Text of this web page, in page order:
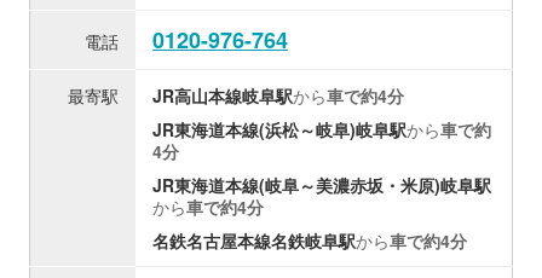
電話 0120-976-764
最寄駅 JR高山本線岐阜駅から車で約4分
JR東海道本線(浜松～岐阜)岐阜駅から車で約
4分
JR東海道本線(岐阜～美濃赤坂・米原)岐阜駅
から車で約4分
名鉄名古屋本線名鉄岐阜駅から車で約4分